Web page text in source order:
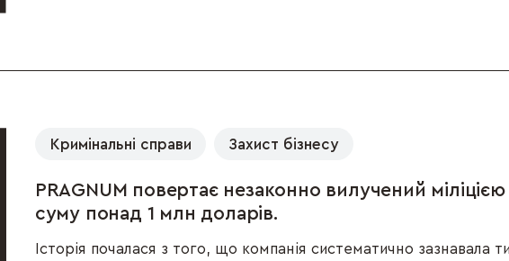
Кримінальні справи Захист бізнесу
PRAGNUM повертає незаконно вилучений
суму понад 1 млн доларів.
Історія почалася з того, що компанія систематично зазнавала